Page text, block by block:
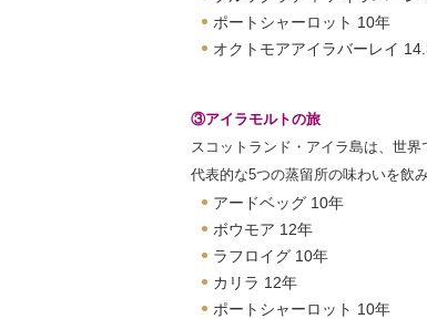
ポートシャーロット 10年
オクトモアアイラバーレイ
③アイラモルトの旅
スコットランド・アイラ島は、世界
代表的な5つの蒸留所の味わいを飲
アードベッグ 10年
ボウモア 12年
ラフロイグ 10年
カリラ 12年
ポートシャーロット 10年